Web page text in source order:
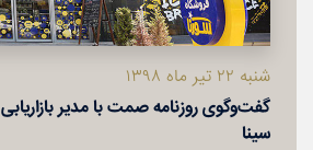
شنبه ۲۲ تیر ماه ۱۳۹۸
گفت‌وگوی روزنامه صمت با مدیر
سینا